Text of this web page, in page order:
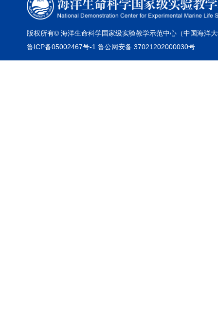
版权所有© 海洋生命科学国家级实验教学示范中心（中国海洋
鲁ICP备05002467号-1 鲁公网安备 37021202000030号